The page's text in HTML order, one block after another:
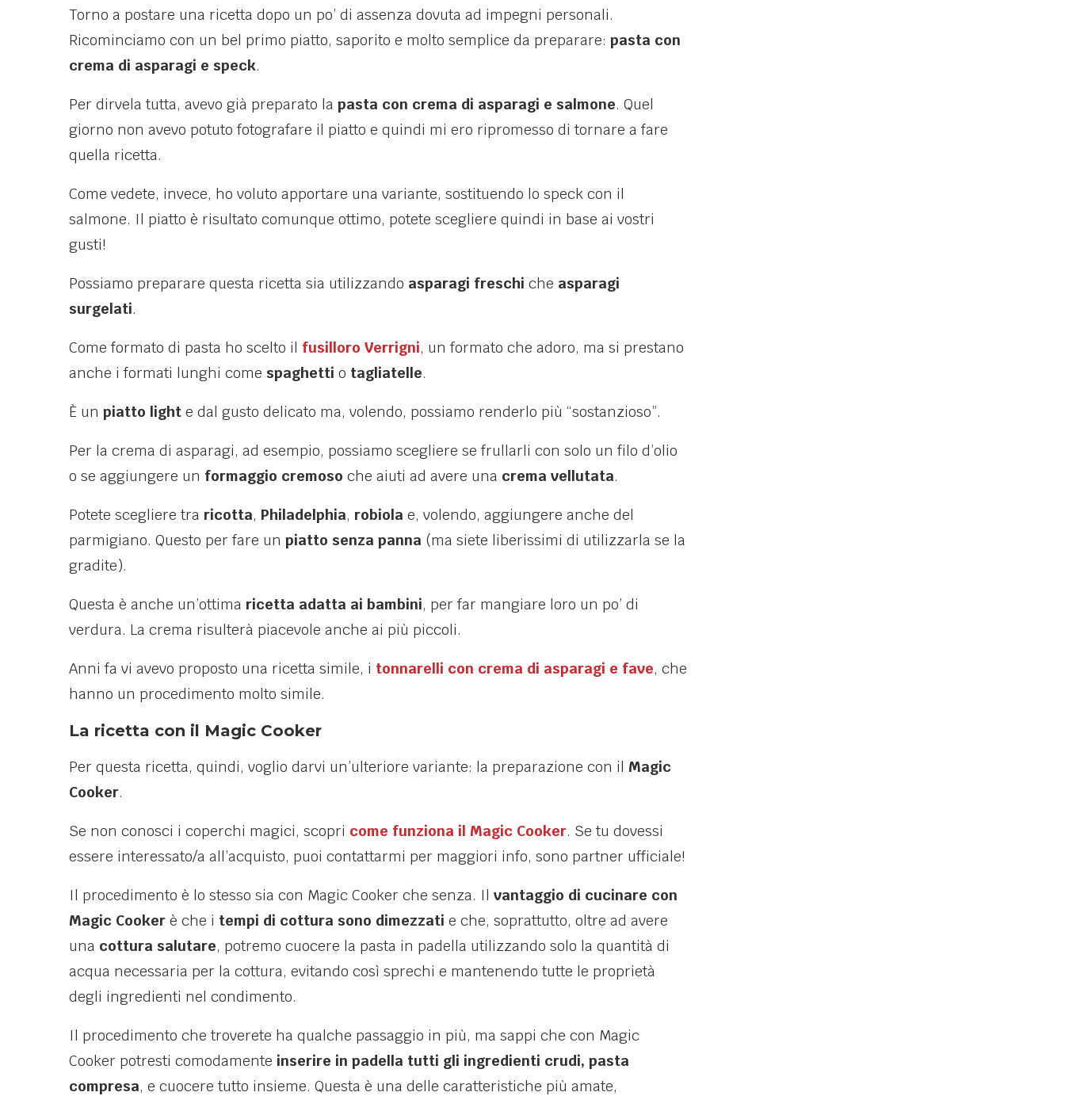
Torno a postare una ricetta dopo un po’ di assenza dovuta ad impegni personali.
Ricominciamo con un bel primo piatto, saporito e molto semplice da preparare: pasta con
crema di asparagi e speck.
Per dirvela tutta, avevo già preparato la pasta con crema di asparagi e salmone. Quel
giorno non avevo potuto fotografare il piatto e quindi mi ero ripromesso di tornare a fare
quella ricetta.
Come vedete, invece, ho voluto apportare una variante, sostituendo lo speck con il
salmone. Il piatto è risultato comunque ottimo, potete scegliere quindi in base ai vostri
gusti!
Possiamo preparare questa ricetta sia utilizzando asparagi freschi che asparagi
surgelati.
Come formato di pasta ho scelto il fusilloro Verrigni, un formato che adoro, ma si prestano
anche i formati lunghi come spaghetti o tagliatelle.
È un piatto light e dal gusto delicato ma, volendo, possiamo renderlo più “sostanzioso”.
Per la crema di asparagi, ad esempio, possiamo scegliere se frullarli con solo un filo d’olio
o se aggiungere un formaggio cremoso che aiuti ad avere una crema vellutata.
Potete scegliere tra ricotta, Philadelphia, robiola e, volendo, aggiungere anche del
parmigiano. Questo per fare un piatto senza panna (ma siete liberissimi di utilizzarla se la
gradite).
Questa è anche un’ottima ricetta adatta ai bambini, per far mangiare loro un po’ di
verdura. La crema risulterà piacevole anche ai più piccoli.
Anni fa vi avevo proposto una ricetta simile, i tonnarelli con crema di asparagi e fave, che
hanno un procedimento molto simile.
La ricetta con il Magic Cooker
Per questa ricetta, quindi, voglio darvi un’ulteriore variante: la preparazione con il Magic
Cooker.
Se non conosci i coperchi magici, scopri come funziona il Magic Cooker. Se tu dovessi
essere interessato/a all’acquisto, puoi contattarmi per maggiori info, sono partner ufficiale!
Il procedimento è lo stesso sia con Magic Cooker che senza. Il vantaggio di cucinare con
Magic Cooker è che i tempi di cottura sono dimezzati e che, soprattutto, oltre ad avere
una cottura salutare, potremo cuocere la pasta in padella utilizzando solo la quantità di
acqua necessaria per la cottura, evitando così sprechi e mantenendo tutte le proprietà
degli ingredienti nel condimento.
Il procedimento che troverete ha qualche passaggio in più, ma sappi che con Magic
Cooker potresti comodamente inserire in padella tutti gli ingredienti crudi, pasta
compresa, e cuocere tutto insieme. Questa è una delle caratteristiche più amate,